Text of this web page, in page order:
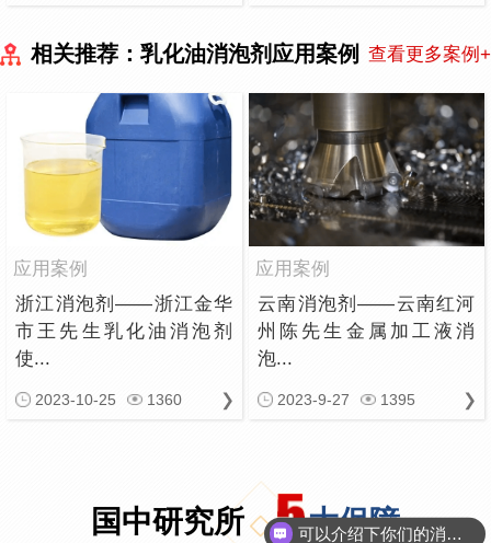
相关推荐：乳化油消泡剂应用案例 查看更多案例+
应用案例
浙江消泡剂——浙江金华
市王先生乳化油消泡剂
使...
2023-10-25 1360
应用案例
云南消泡剂——云南红河
州陈先生金属加工液消
泡...
2023-9-27 1395
国中研究所 大保障 可以介绍下你们的消泡剂么